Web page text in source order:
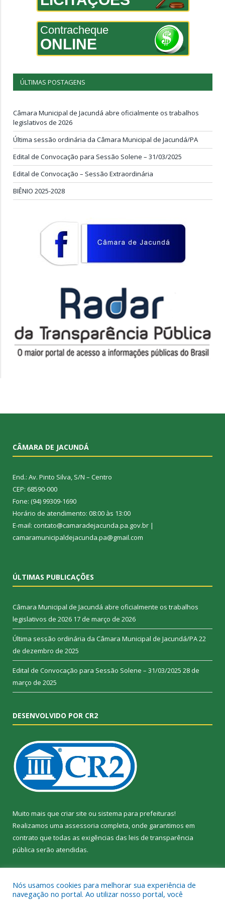
Contracheque
ONLINE
ÚLTIMAS POSTAGENS
Câmara Municipal de Jacundá abre oficialmente os trabalhos
legislativos de 2026
Última sessão ordinária da Câmara Municipal de Jacundá/PA
Edital de Convocação para Sessão Solene – 31/03/2025
Edital de Convocação – Sessão Extraordinária
BIÊNIO 2025-2028
CÂMARA DE JACUNDÁ
End.: Av. Pinto Silva, S/N – Centro
CEP: 68590-000
Fone: (94) 99309-1690
Horário de atendimento: 08:00 às 13:00
E-mail: contato@camaradejacunda.pa.gov.br |
camaramunicipaldejacunda.pa@gmail.com
ÚLTIMAS PUBLICAÇÕES
Câmara Municipal de Jacundá abre oficialmente os trabalhos
legislativos de 2026 17 de março de 2026
Última sessão ordinária da Câmara Municipal de Jacundá/PA22
de dezembro de 2025
Edital de Convocação para Sessão Solene – 31/03/2025 28 de
março de 2025
DESENVOLVIDO POR CR2
Muito mais que criar site ou sistema para prefeituras!
Realizamos uma assessoria completa, onde garantimos em
contrato que todas as exigências das leis de transparência
pública serão atendidas.
Nós usamos cookies para melhorar sua experiência de
navegação no portal. Ao utilizar nosso portal, você